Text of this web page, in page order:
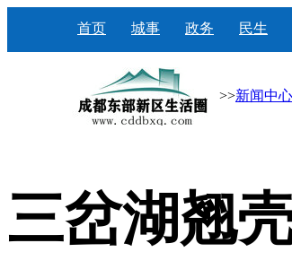
首页 城事 政务 民生
>>新闻中心
三岔湖翘